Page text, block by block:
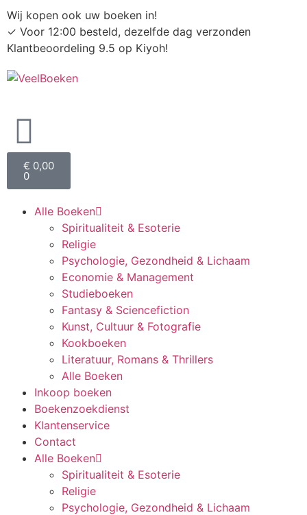
Wij kopen ook uw boeken in!
✓ Voor 12:00 besteld, dezelfde dag verzonden
Klantbeoordeling 9.5 op Kiyoh!
€ 0,00
0
Alle Boeken
Spiritualiteit & Esoterie
Religie
Psychologie, Gezondheid & Lichaam
Economie & Management
Studieboeken
Fantasy & Sciencefiction
Kunst, Cultuur & Fotografie
Kookboeken
Literatuur, Romans & Thrillers
Alle Boeken
Inkoop boeken
Boekenzoekdienst
Klantenservice
Contact
Alle Boeken
Spiritualiteit & Esoterie
Religie
Psychologie, Gezondheid & Lichaam